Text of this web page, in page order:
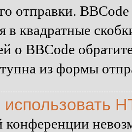
отправки.
в квадратные
о BBCode
из формы
конференции